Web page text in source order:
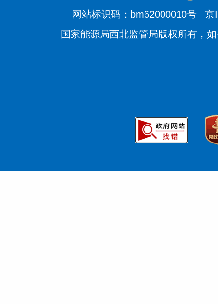
网站标识码：bm62000010号
京
国家能源局西北监管局版权所有，